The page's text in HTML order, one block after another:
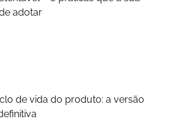
adotar
de vida do produto: a versão